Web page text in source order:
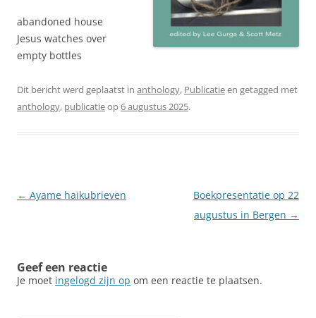
abandoned house
Jesus watches over
empty bottles
Dit bericht werd geplaatst in anthology, Publicatieen getagged met
anthology, publicatieop6 augustus 2025.
Berichtnavigatie
← Ayame haikubrieven
Boekpresentatie op 22
augustus in Bergen →
Geef een reactie
Je moet ingelogd zijn op om een reactie te plaatsen.